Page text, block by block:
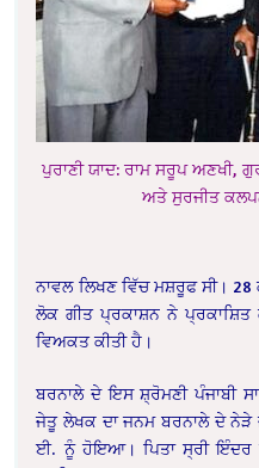
ਪੁਰਾਣੀ ਯਾਦ: ਰਾਮ ਸਰੂਪ ਅਣਖੀ,
ਅਤੇ ਸੁਰਜੀਤ
ਨਾਵਲ ਲਿਖਣ ਵਿੱਚ ਮਸ਼ਰੂਫ ਸੀ।
ਲੋਕ ਗੀਤ ਪ੍ਰਕਾਸ਼ਨ ਨੇ
ਵਿਅਕਤ ਕੀਤੀ ਹੈ।
ਬਰਨਾਲੇ ਦੇ ਇਸ ਸ਼੍ਰੋਮਣੀ ਪੰਜਾਬੀ
ਜੇਤੂ ਲੇਖਕ ਦਾ ਜਨਮ ਬਰਨਾਲੇ ਦੇ ਨੇੜੇ
ਈ. ਨੂੰ ਹੋਇਆ। ਪਿਤਾ ਸ੍ਰੀ ਇੰਦਰ